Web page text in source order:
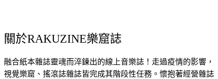
關於RAKUZINE樂窟誌
融合紙本雜誌靈魂而淬鍊出的線上音樂誌！走過疫情的影響，
視覺樂窟、搖滾誌雜誌皆完成其階段性任務。懷抱著經營雜誌